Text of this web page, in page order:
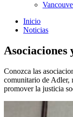
Inicio
Noticias
Asociaciones
Conozca las
comunitario de Adler,
promover la justicia